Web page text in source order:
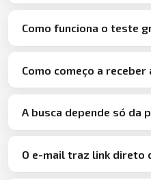
Como funciona o teste
Como começo a
A busca depende só da
O e-mail traz link direto